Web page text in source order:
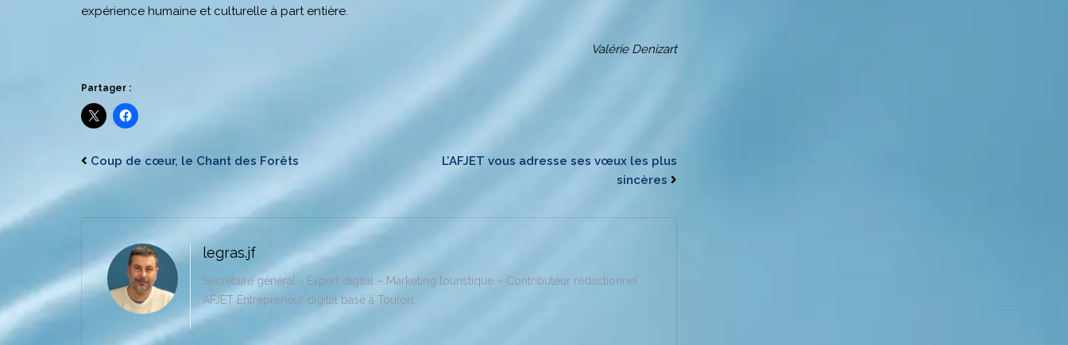
expérience humaine et culturelle à part entière.
Valérie Denizart
Partager :
Coup de cœur, le Chant des Forêts
L’AFJET vous adresse ses vœux les plus
sincères
legras.jf
Secrétaire général - Expert digital – Marketing touristique – Contributeur rédactionnel
AFJET Entrepreneur digital basé à Toulon.